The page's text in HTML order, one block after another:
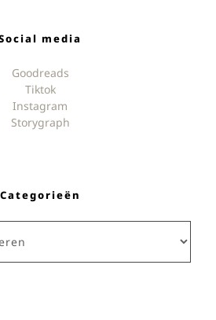
media
Goodreads
Tiktok
Instagram
Storygraph
Categorieën